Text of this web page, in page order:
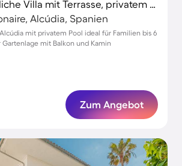
Kinderfreundliche Villa mit Terrasse, privatem Pool und Garten | Perfekt für die Arbeit von Zuhause
Alcúdia, Spanien
mit privatem Pool ideal für Familien bis 6
mit Balkon und Kamin
Zum Angebot